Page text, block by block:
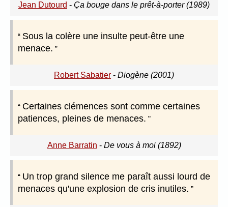
Jean Dutourd - Ça bouge dans le prêt-à-porter (1989)
Sous la colère une insulte peut-être une
menace.
Robert Sabatier - Diogène (2001)
Certaines clémences sont comme certaines
patiences, pleines de menaces.
Anne Barratin - De vous à moi (1892)
Un trop grand silence me paraît aussi lourd de
menaces qu'une explosion de cris inutiles.